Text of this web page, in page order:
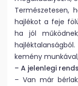
Természetesen,
hajlékot a feje
ha jól
kemény
– A jelenlegi
– Van már